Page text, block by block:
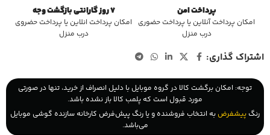
پرداخت امن
امکان پرداخت آنلاین یا پرداخت حضوری
درب منزل
7 روز گارانتی بازگشت وجه
امکان پرداخت انلاین یا پرداخت حضروی
درب منزل
اشتراک گذاری:
توجه: امکان برگشت کالا در گروه موبایل با دلیل انصراف از خرید، تنها در صورتی
مورد قبول است که پلمب کالا باز نشده باشد.
رنگ پیشفرض به انتخاب فروشنده و یا رنگ پیش‌فرض کارخانه سازنده گوشی موبایل
می‌باشد.